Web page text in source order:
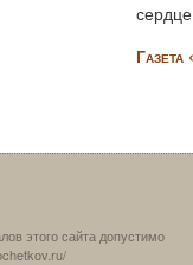
этого сайта допустимо